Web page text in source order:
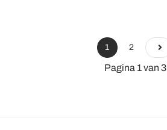
1 2
Pagina 1 van 3